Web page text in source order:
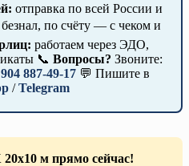
отправка по всей России и
по счёту — с чеком и
работаем через ЭДО,
📞 Вопросы? Звоните:
887-49-17💬 Пишите в
/Telegram
м прямо сейчас!